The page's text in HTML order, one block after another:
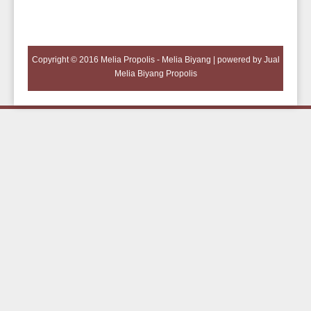
Copyright © 2016 Melia Propolis - Melia Biyang | powered by Jual
Melia Biyang Propolis